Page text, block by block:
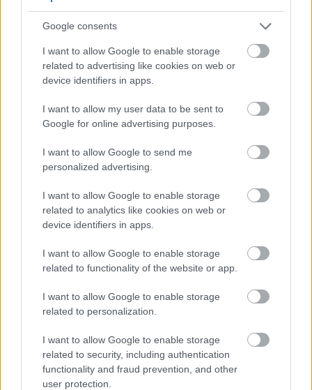
Google consents
I want to allow Google to enable storage
related to advertising like cookies on web or
device identifiers in apps.
I want to allow my user data to be sent to
Google for online advertising purposes.
I want to allow Google to send me
personalized advertising.
I want to allow Google to enable storage
related to analytics like cookies on web or
device identifiers in apps.
I want to allow Google to enable storage
related to functionality of the website or app.
I want to allow Google to enable storage
related to personalization.
I want to allow Google to enable storage
related to security, including authentication
functionality and fraud prevention, and other
user protection.
Kabacis ir? 3 gardas
receptes ar kabačiem –
salāti, ripiņas un
Latvijā bērnus dzemdē
arvien vēlāk: dati atklāj,
cik gadu tagad ir
“vidējai” mammai
Hortenziju fani
sajūsmā par šo
Eiropa sola aizvērt
attēlā? Tikai retais šajā
testā iegūst vismaz
90%
Atcelt Ziņot